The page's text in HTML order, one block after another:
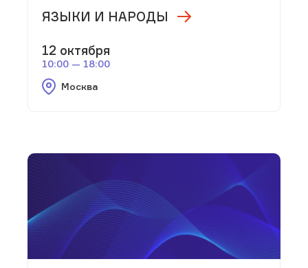
ЯЗЫКИ И НАРОДЫ
12 октября
10:00 — 18:00
Москва